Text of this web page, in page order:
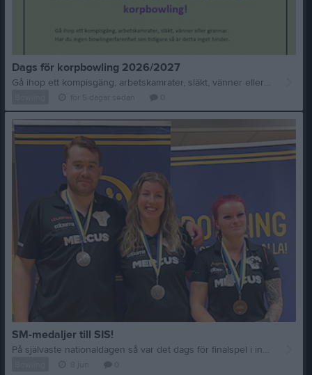
Dags för korpbowling 2026/2027
Gå ihop ett kompisgäng, arbetskamrater, släkt, vänner eller grannar. Har du ingen bowlingerfarenhet sen tidigare så är detta inget hinder. Dynamiskt handikappsystem ger jämna och roliga matcher hela säsongen! Killar och tjejer i alla åldrar hälsas välkomna. Ett lag består av 3 spelare/match. Klot och skor finns att låna i hallen. En match spelas över tre serier: Det lag som får bästa totalpoäng i serie 1 får 1 poäng. I serie 2 är det 2 poäng och i serie 3 är det 3 poäng. Sen är det 1 poäng för bästa totalslagning över de 3 serierna. Så det spelas totalt om 7 poäng per match. Matchdagar är måndagar med start kl 17:30 eller 19:00. Anmälningsavgiften är 300kr/lag Avgift per match är sedan 80kr/spelare Tveka inte, anmäl ditt lag NU, sista anmälningsdag är 2026-09-25. För säkrast kontakt, maila på skillingehallen@sis.nu Varmt välkomna, både gamla & nya lag!
SM-medaljer till SIS!
På självaste nationaldagen så var det dags för finalspel i individuella SM på RC Bowl i Jönköping. Ifrån SIS så lyckades i år hela 4 st ta sig till finalspel. Wilma Nyman och Emma Mellin i klassen Dam B 22-30 år Lukas Rosqvist i klassen Herr B 22-30 år Mats Rosqvist i klassen Herr B 55-64 år Mats hade helt enkelt en dag där i princip ingenting stämde, så tyvärr lyckades han inte upprepa guldbedriften ifrån 2022. Så vi går vidare till Lukas Rosqvist, som denna säsong tagit ett stort kliv med sin bowling. Lukas inledde med en stabil och felfri första serie, skön vinst och 30 bonuspoäng för vunnen serie. I serie 2 så kom dagens enda dipp poängmässigt, Lukas mötte då Theodor Wase ifrån Djurgårdens IF som dundrade på med 257 poäng. Theodor tog därmed hand om ledningen, och denna höll han hela vägen in i mål till en guldmedalj. Lukas spelade lugnt och kontrollerat och hade ett stabilt grepp om silvermedaljen med några serie kvar, han blev aldrig hotad ifrån de jagande. Stort grattis till en fin och välförtjänt silvermedalj. Nu till klassen där vi hade chans till två medaljer! Vilken start det blev, Emma Mellin visade inga nerver inledningsvis, välte käglor på ett imponerande sätt, inledde med 234 poäng och vann så klart sin första serie och tog en stabil ledning. Wilma Nyman var jämn i sitt spel och tog sig sakta men säkert ifatt, och efter 3 serier så var det Emma och Wilma i topp. Men fortsatt jämnt spel i fältet gjorde att det inte var någon i den tillresta klacken som kunde sitta still. Inför avgörande sista serie så var chanserna goda till 2 medaljer, och vilka stabila insater vi fick se av både Wilma och Emma. Emma hittade en riktig strikekavalkad och slog mycket fina 232 poäng, men Wilma stretade emot och lyckades sätta några strikes i följd på slutet som gav henne fina 196 poängen som räckte till en mycket välförtjänt guldmedalj, totalt 17 poäng före dagens silvertös som blev Emma Mellin. Stort grattis till Era fina insatser!